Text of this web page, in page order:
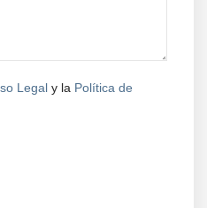
Legal y la Política de